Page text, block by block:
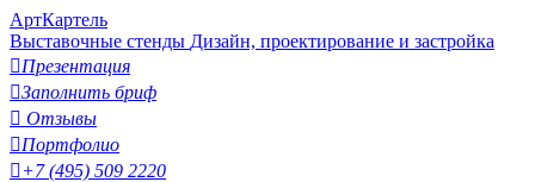
АртКартель
Выставочные стенды Дизайн, проектирование и застройка
Презентация
Заполнить бриф
 Отзывы
Портфолио
+7 (495) 509 2220